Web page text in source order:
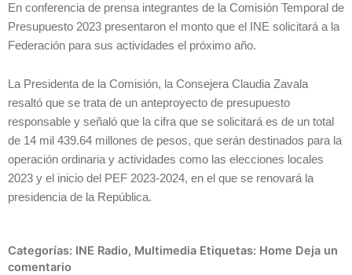
En conferencia de prensa integrantes de la Comisión Temporal de
Presupuesto 2023 presentaron el monto que el INE solicitará a la
Federación para sus actividades el próximo año.
La Presidenta de la Comisión, la Consejera Claudia Zavala
resaltó que se trata de un anteproyecto de presupuesto
responsable y señaló que la cifra que se solicitará es de un total
de 14 mil 439.64 millones de pesos, que serán destinados para la
operación ordinaria y actividades como las elecciones locales
2023 y el inicio del PEF 2023-2024, en el que se renovará la
presidencia de la República.
Categorías: INE Radio, Multimedia Etiquetas: Home Deja un
comentario